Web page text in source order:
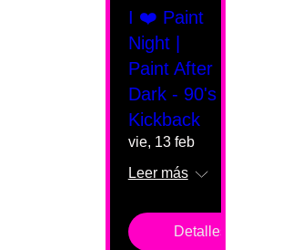
I ❤️ Paint
Night |
Paint After
Dark - 90's
Kickback
vie, 13 feb
Leer más
Detalles